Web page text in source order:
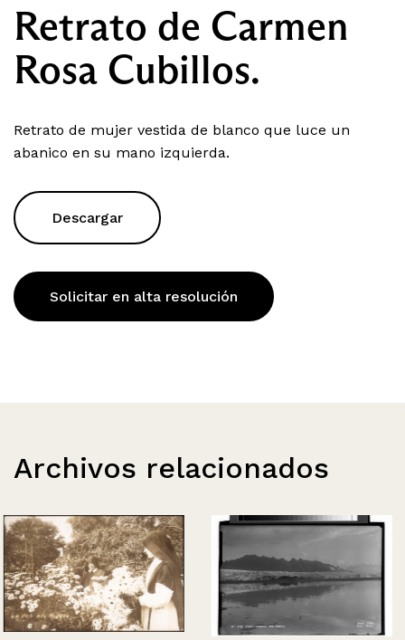
Retrato de Carmen
Rosa Cubillos.
Retrato de mujer vestida de blanco que luce un
abanico en su mano izquierda.
Descargar
Solicitar en alta resolución
Archivos relacionados